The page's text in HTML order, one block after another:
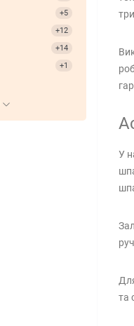
+5
+12
+14
+1
У
та